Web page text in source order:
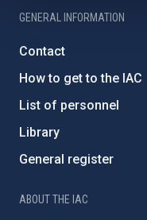
GENERAL INFORMATION
Contact
How to get to the IAC
List of personnel
Library
General register
ABOUT THE IAC